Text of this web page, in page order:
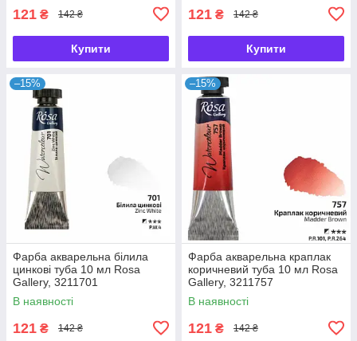
121 ₴ 142 ₴
Купити
121 ₴ 142 ₴
Купити
–15%
Фарба акварельна білила
цинкові туба 10 мл Rosa
Gallery, 3211701
В наявності
121 ₴ 142 ₴
–15%
Фарба акварельна краплак
коричневий туба 10 мл Rosa
Gallery, 3211757
В наявності
121 ₴ 142 ₴